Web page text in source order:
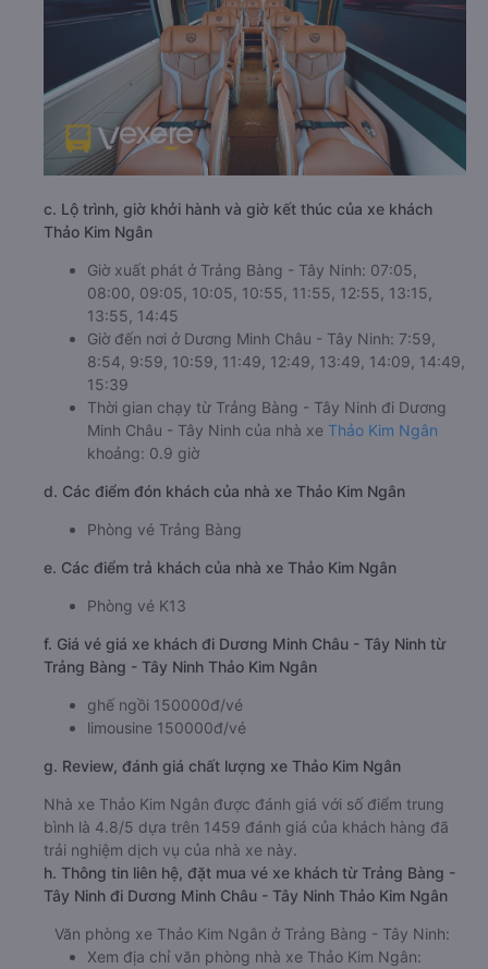
c. Lộ trình, giờ khởi hành và giờ kết thúc của xe khách
Thảo Kim Ngân
Giờ xuất phát ở Trảng Bàng - Tây Ninh: 07:05,
08:00, 09:05, 10:05, 10:55, 11:55, 12:55, 13:15,
13:55, 14:45
Giờ đến nơi ở Dương Minh Châu - Tây Ninh: 7:59,
8:54, 9:59, 10:59, 11:49, 12:49, 13:49, 14:09, 14:49,
15:39
Thời gian chạy từ Trảng Bàng - Tây Ninh đi Dương
Minh Châu - Tây Ninh của nhà xe Thảo Kim Ngân
khoảng: 0.9 giờ
d. Các điểm đón khách của nhà xe Thảo Kim Ngân
Phòng vé Trảng Bàng
e. Các điểm trả khách của nhà xe Thảo Kim Ngân
Phòng vé K13
f. Giá vé giá xe khách đi Dương Minh Châu - Tây Ninh từ
Trảng Bàng - Tây Ninh Thảo Kim Ngân
ghế ngồi 150000đ/vé
limousine 150000đ/vé
g. Review, đánh giá chất lượng xe Thảo Kim Ngân
Nhà xe Thảo Kim Ngân được đánh giá với số điểm trung
bình là 4.8/5 dựa trên 1459 đánh giá của khách hàng đã
trải nghiệm dịch vụ của nhà xe này.
h. Thông tin liên hệ, đặt mua vé xe khách từ Trảng Bàng -
Tây Ninh đi Dương Minh Châu - Tây Ninh Thảo Kim Ngân
Văn phòng xe Thảo Kim Ngân ở Trảng Bàng - Tây Ninh:
Xem địa chỉ văn phòng nhà xe Thảo Kim Ngân: